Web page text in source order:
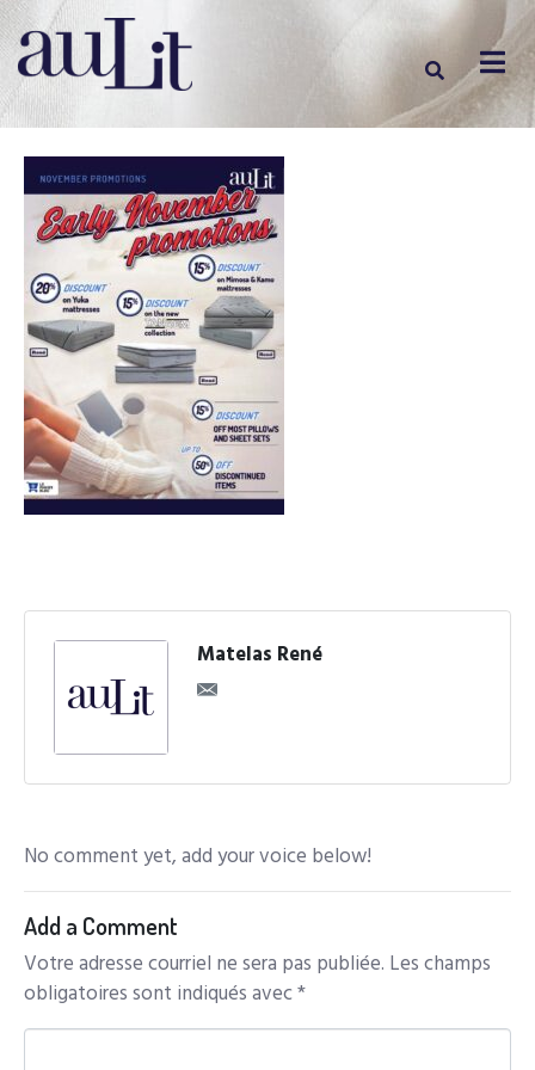
Matelas René
No comment yet, add your voice below!
Add a Comment
Votre adresse courriel ne sera pas publiée. Les champs
obligatoires sont indiqués avec*
C